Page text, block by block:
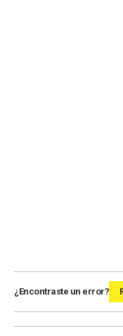
¿Encontraste un error?